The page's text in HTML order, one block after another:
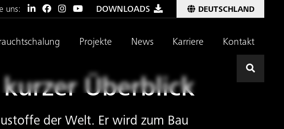
uns: DOWNLOADS DEUTSCHLAND
Projekte News Karriere Kontakt
Überblick
der Welt. Er wird zum Bau